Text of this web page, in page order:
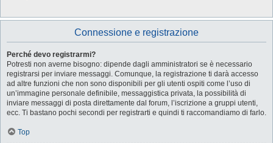
Connessione e registrazione
Perché devo registrarmi?
Potresti non averne bisogno: dipende dagli amministratori se è necessario
registrarsi per inviare messaggi. Comunque, la registrazione ti darà accesso
ad altre funzioni che non sono disponibili per gli utenti ospiti come l’uso di
un’immagine personale definibile, messaggistica privata, la possibilità di
inviare messaggi di posta direttamente dal forum, l’iscrizione a gruppi utenti,
ecc. Ti bastano pochi secondi per registrarti e quindi ti raccomandiamo di farlo.
Top